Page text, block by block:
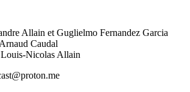
Allain et Guglielmo Fernandez Garcia
Caudal
Nicolas Allain